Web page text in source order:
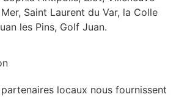
Saint Laurent du Var, la Colle
les Pins, Golf Juan.
locaux nous fournissent